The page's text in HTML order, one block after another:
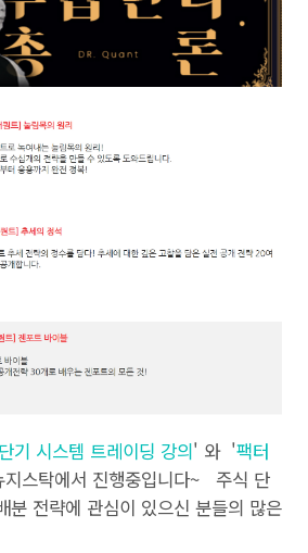
단기 시스템 트레이딩 강의' 와 '팩터
스탁에서 진행중입니다~ 주식 단
분 전략에 관심이 있으신 분들의 많은